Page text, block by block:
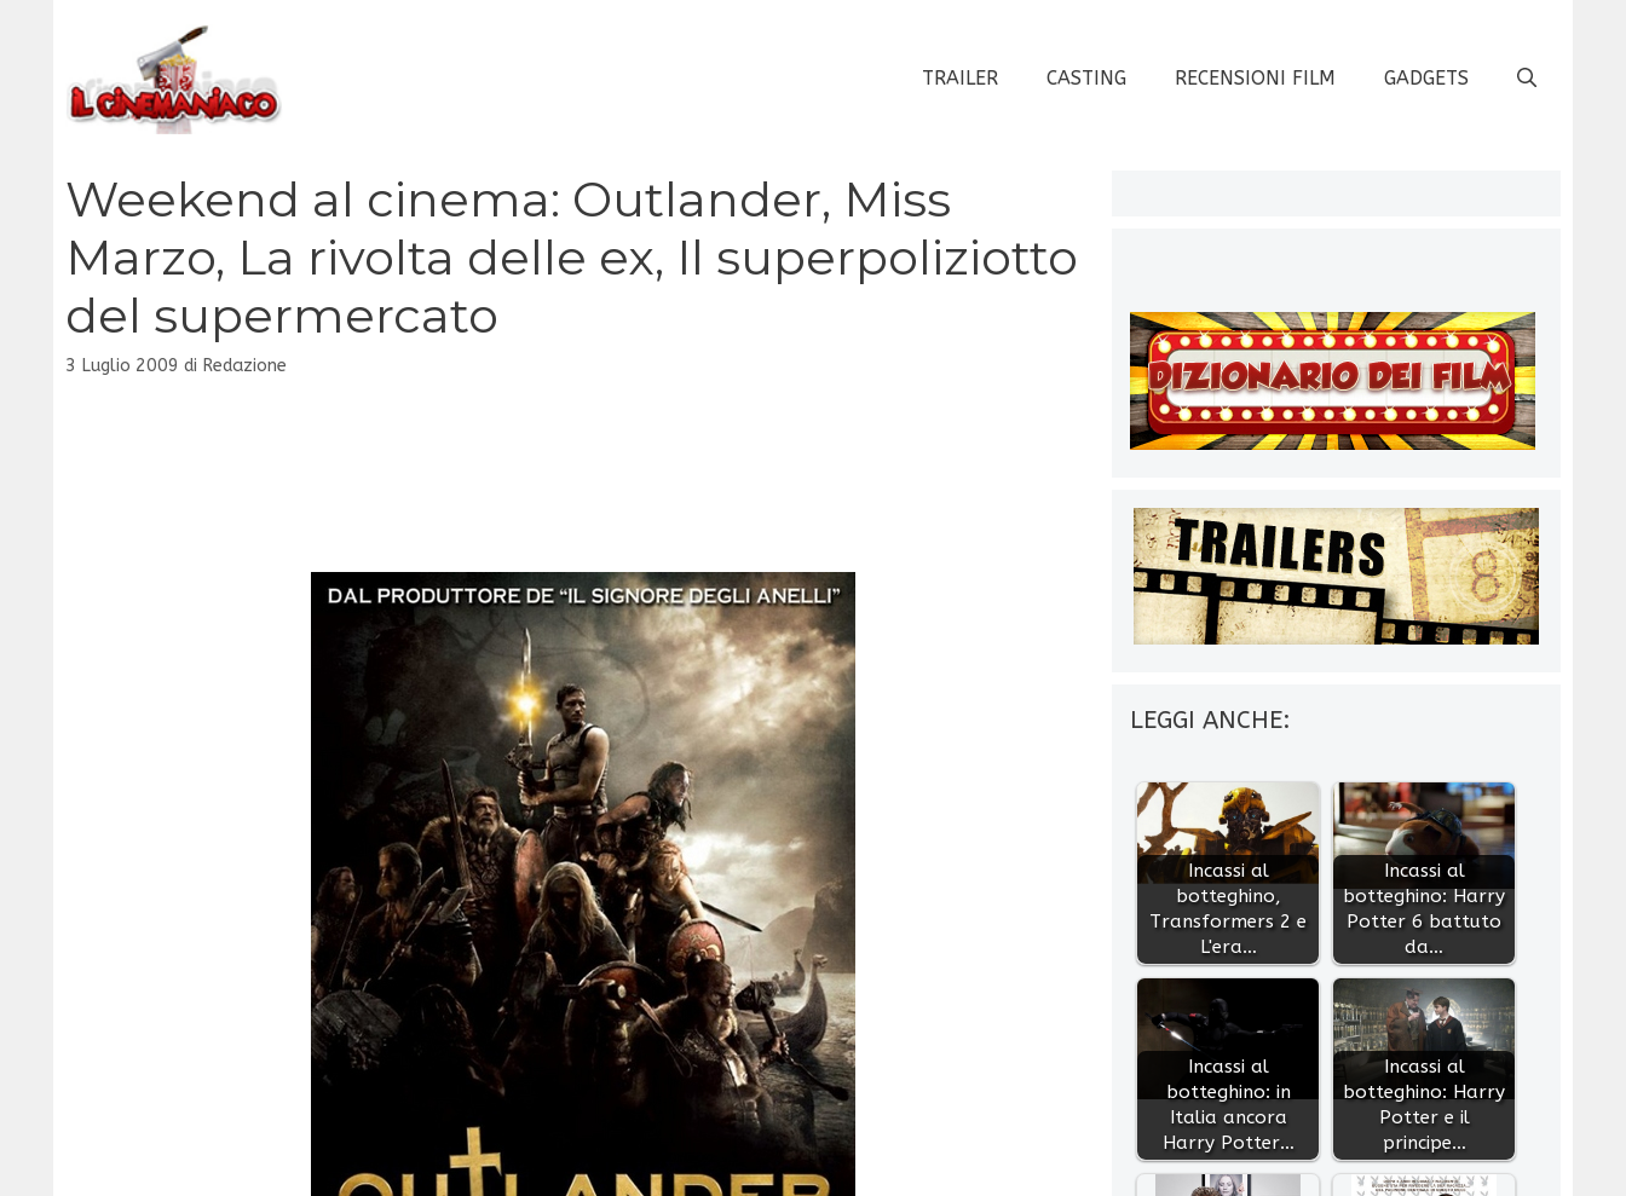
contenuto
TRAILER CASTING RECENSIONI FILM GADGETS
Weekend al cinema: Outlander, Miss
Marzo, La rivolta delle ex, Il superpoliziotto
del supermercato
3 Luglio 2009 di Redazione
LEGGI ANCHE:
Incassi al
botteghino,
Transformers 2 e
L'era…
Incassi al
botteghino: Harry
Potter 6 battuto
da…
Incassi al
botteghino: in
Italia ancora
Harry Potter…
Incassi al
botteghino: Harry
Potter e il
principe…